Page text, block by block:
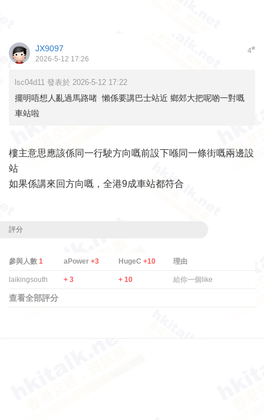
4#
JX9097
2026-5-12 17:26
lsc04d11 發表於 2026-5-12 17:22
擺明唔想人亂過馬路啫 懶係要講巴士站近 鄉郊大把呢啲一對嘅
車站啦
樓主意思應該係同一行駛方向嘅前設下喺同一條街嘅兩邊設
站
如果係講來回方向嘅，全港9成車站都符合
評分
參與人數 1 aPower +3 HugeC +10 理由
laikingsouth + 3 + 10 給你一個like
查看全部評分